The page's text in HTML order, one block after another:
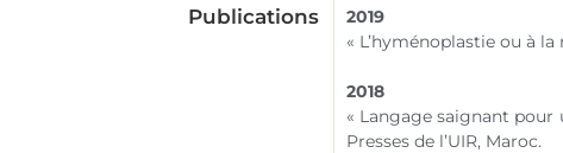
Publications
2019
« L’hyménoplastie ou à
2018
« Langage saignant pour
Presses de l’UIR, Maroc.